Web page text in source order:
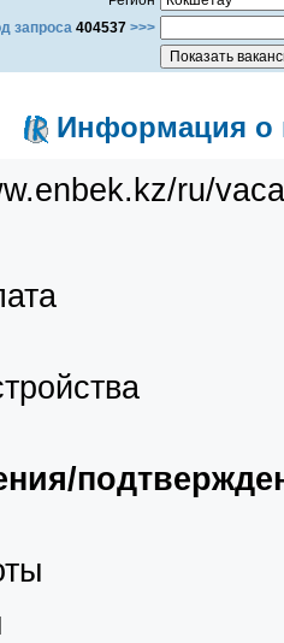
запроса 404537 >>>
Информация о
ru/